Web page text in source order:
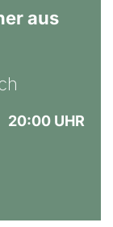
aus
20:00 UHR